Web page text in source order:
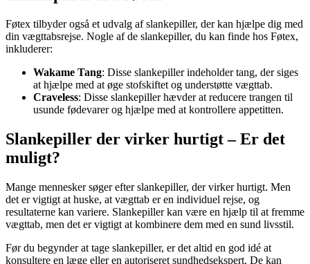
Føtex tilbyder også et udvalg af slankepiller, der kan hjælpe dig med
din vægttabsrejse. Nogle af de slankepiller, du kan finde hos Føtex,
inkluderer:
Wakame Tang: Disse slankepiller indeholder tang, der siges
at hjælpe med at øge stofskiftet og understøtte vægttab.
Craveless: Disse slankepiller hævder at reducere trangen til
usunde fødevarer og hjælpe med at kontrollere appetitten.
Slankepiller der virker hurtigt – Er det
muligt?
Mange mennesker søger efter slankepiller, der virker hurtigt. Men
det er vigtigt at huske, at vægttab er en individuel rejse, og
resultaterne kan variere. Slankepiller kan være en hjælp til at fremme
vægttab, men det er vigtigt at kombinere dem med en sund livsstil.
Før du begynder at tage slankepiller, er det altid en god idé at
konsultere en læge eller en autoriseret sundhedsekspert. De kan